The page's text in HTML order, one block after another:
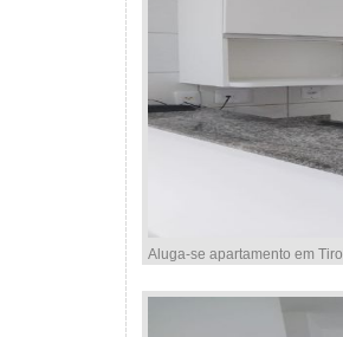
Aluga-se apartamento em Tirol